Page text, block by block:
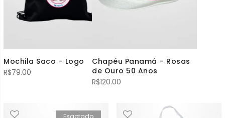
Mochila Saco – Logo
R$79.00
Chapéu Panamá – Rosas
de Ouro 50 Anos
R$120.00
Esgotado